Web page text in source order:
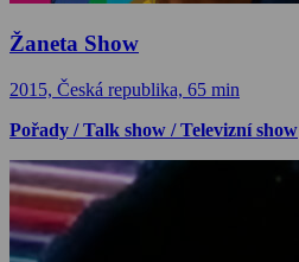
Žaneta Show
2015, Česká republika, 65 min
Pořady / Talk show / Televizní show